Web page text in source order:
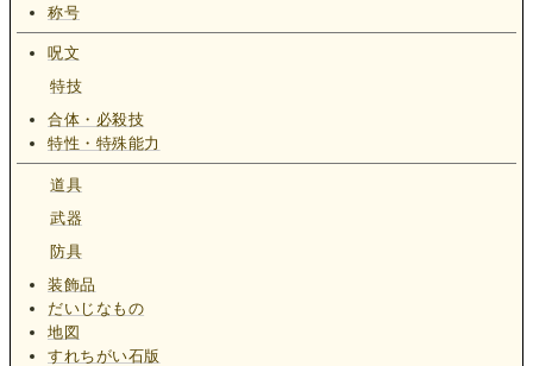
称号
呪文
特技
合体・必殺技
特性・特殊能力
道具
武器
防具
装飾品
だいじなもの
地図
すれちがい石版